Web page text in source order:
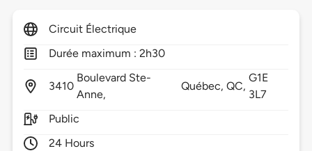
Circuit Électrique
Durée maximum : 2h30
3410
Boulevard Ste-
Anne,
Québec,QC,
G1E
3L7
Public
24 Hours